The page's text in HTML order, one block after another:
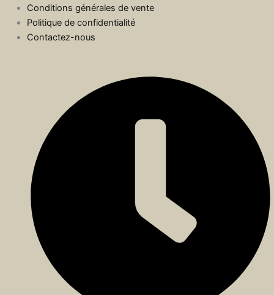
Conditions générales de vente
Politique de confidentialité
Contactez-nous